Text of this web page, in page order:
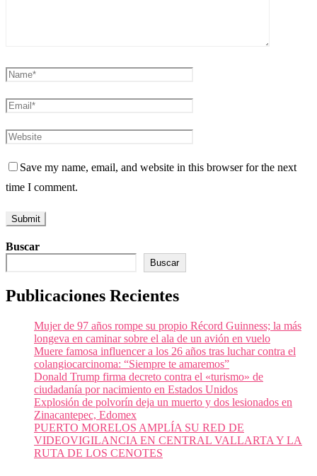
Save my name, email, and website in this browser for the next
time I comment.
Buscar
Buscar
Publicaciones Recientes
Mujer de 97 años rompe su propio Récord Guinness; la más
longeva en caminar sobre el ala de un avión en vuelo
Muere famosa influencer a los 26 años tras luchar contra el
colangiocarcinoma: “Siempre te amaremos”
Donald Trump firma decreto contra el «turismo» de
ciudadanía por nacimiento en Estados Unidos
Explosión de polvorín deja un muerto y dos lesionados en
Zinacantepec, Edomex
PUERTO MORELOS AMPLÍA SU RED DE
VIDEOVIGILANCIA EN CENTRAL VALLARTA Y LA
RUTA DE LOS CENOTES